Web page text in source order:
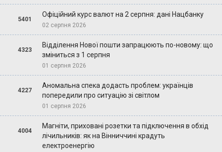
5401
Офіційний курс валют на 2 серпня: дані Нацбанку
02 серпня 2026
4323
Відділення Нової пошти запрацюють по-новому: що
зміниться з 1 серпня
01 серпня 2026
4227
Аномальна спека додасть проблем: українців
попередили про ситуацію зі світлом
01 серпня 2026
4004
Магніти, приховані розетки та підключення в обхід
лічильників: як на Вінниччині крадуть
електроенергію